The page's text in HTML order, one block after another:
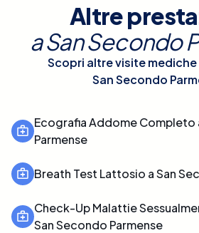
Altre
aSan Secondo
Scopri altre visite
San Secondo
Ecografia Addome Completo
Parmense
Breath Test Lattosio a San
Check-Up Malattie
San Secondo Parmense